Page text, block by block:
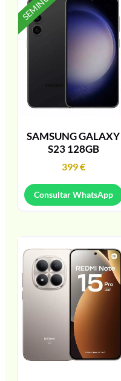
SAMSUNG GALAXY
S23 128GB
399€
Consultar WhatsApp